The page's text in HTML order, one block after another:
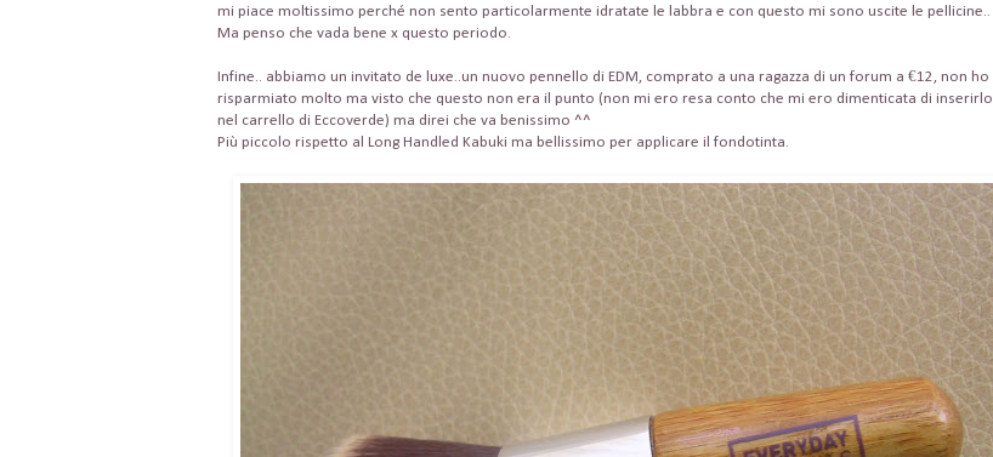
mi piace moltissimo perché non sento particolarmente idratate le labbra e con questo mi sono uscite le pellicine..
Ma penso che vada bene x questo periodo.
Infine.. abbiamo un invitato de luxe..un nuovo pennello di EDM, comprato a una ragazza di un forum a €12, non ho
risparmiato molto ma visto che questo non era il punto (non mi ero resa conto che mi ero dimenticata di inserirlo
nel carrello di Eccoverde) ma direi che va benissimo ^^
Più piccolo rispetto al Long Handled Kabuki ma bellissimo per applicare il fondotinta.